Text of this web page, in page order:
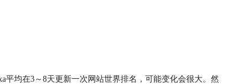
均在3～8天更新一次网站世界排名，可能变化会很大。然